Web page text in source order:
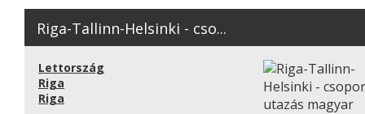
Riga-Tallinn-Helsinki - cso...
Lettország
Riga
Riga